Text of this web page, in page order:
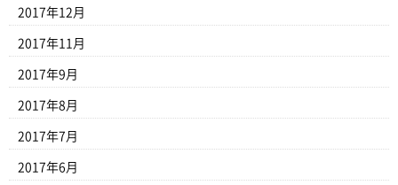
2017年12月
2017年11月
2017年9月
2017年8月
2017年7月
2017年6月